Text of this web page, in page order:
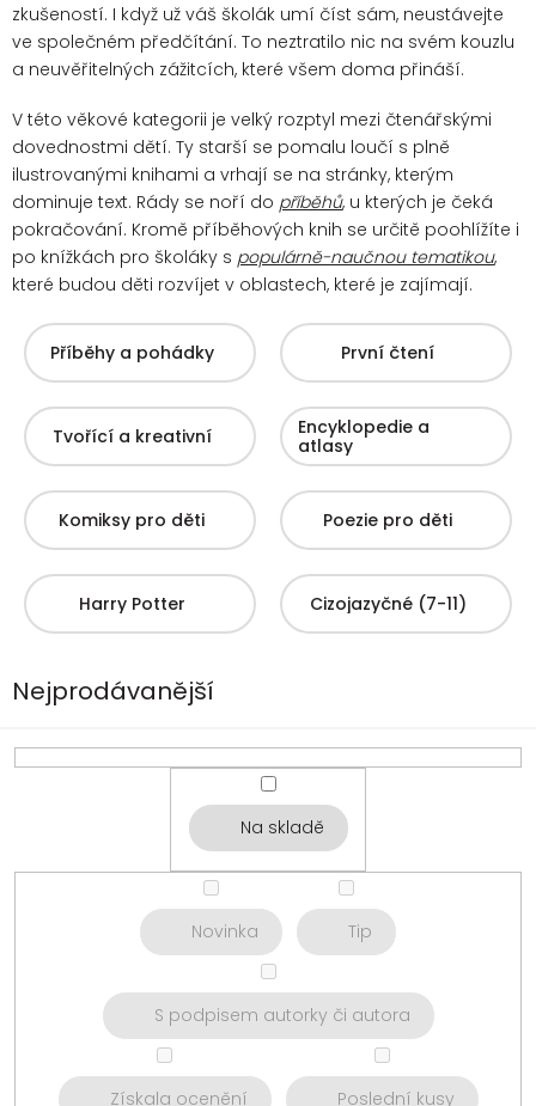
zkušeností. I když už váš školák umí číst sám, neustávejte
ve společném předčítání. To neztratilo nic na svém kouzlu
a neuvěřitelných zážitcích, které všem doma přináší.
V této věkové kategorii je velký rozptyl mezi čtenářskými
dovednostmi dětí. Ty starší se pomalu loučí s plně
ilustrovanými knihami a vrhají se na stránky, kterým
dominuje text. Rády se noří do příběhů, u kterých je čeká
pokračování. Kromě příběhových knih se určitě poohlížíte i
po knížkách pro školáky s populárně-naučnou tematikou,
které budou děti rozvíjet v oblastech, které je zajímají.
Příběhy a pohádky První čtení
Tvořící a kreativní
Encyklopedie a
atlasy
Komiksy pro děti Poezie pro děti
Harry Potter Cizojazyčné (7-11)
Nejprodávanější
Na skladě
Novinka Tip
S podpisem autorky či autora
Získala ocenění Poslední kusy